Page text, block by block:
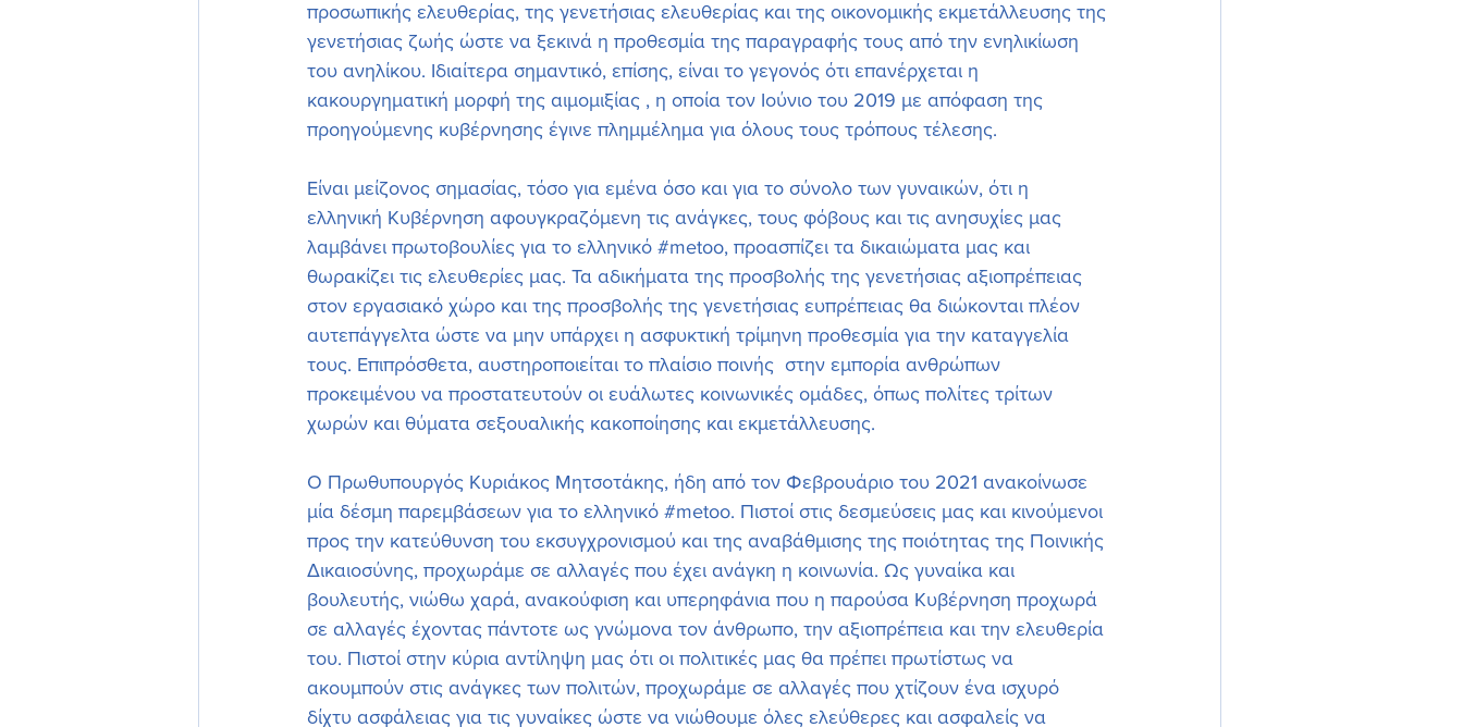
προσωπικής ελευθερίας, της γενετήσιας ελευθερίας και της οικονομικής εκμετάλλευσης της
γενετήσιας ζωής ώστε να ξεκινά η προθεσμία της παραγραφής τους από την ενηλικίωση
του ανηλίκου. Ιδιαίτερα σημαντικό, επίσης, είναι το γεγονός ότι επανέρχεται η
κακουργηματική μορφή της αιμομιξίας , η οποία τον Ιούνιο του 2019 με απόφαση της
προηγούμενης κυβέρνησης έγινε πλημμέλημα για όλους τους τρόπους τέλεσης.
Είναι μείζονος σημασίας, τόσο για εμένα όσο και για το σύνολο των γυναικών, ότι η
ελληνική Κυβέρνηση αφουγκραζόμενη τις ανάγκες, τους φόβους και τις ανησυχίες μας
λαμβάνει πρωτοβουλίες για το ελληνικό #metoo, προασπίζει τα δικαιώματα μας και
θωρακίζει τις ελευθερίες μας. Τα αδικήματα της προσβολής της γενετήσιας αξιοπρέπειας
στον εργασιακό χώρο και της προσβολής της γενετήσιας ευπρέπειας θα διώκονται πλέον
αυτεπάγγελτα ώστε να μην υπάρχει η ασφυκτική τρίμηνη προθεσμία για την καταγγελία
τους. Επιπρόσθετα, αυστηροποιείται το πλαίσιο ποινής  στην εμπορία ανθρώπων
προκειμένου να προστατευτούν οι ευάλωτες κοινωνικές ομάδες, όπως πολίτες τρίτων
χωρών και θύματα σεξουαλικής κακοποίησης και εκμετάλλευσης.
Ο Πρωθυπουργός Κυριάκος Μητσοτάκης, ήδη από τον Φεβρουάριο του 2021 ανακοίνωσε
μία δέσμη παρεμβάσεων για το ελληνικό #metoo. Πιστοί στις δεσμεύσεις μας και κινούμενοι
προς την κατεύθυνση του εκσυγχρονισμού και της αναβάθμισης της ποιότητας της Ποινικής
Δικαιοσύνης, προχωράμε σε αλλαγές που έχει ανάγκη η κοινωνία. Ως γυναίκα και
βουλευτής, νιώθω χαρά, ανακούφιση και υπερηφάνια που η παρούσα Κυβέρνηση προχωρά
σε αλλαγές έχοντας πάντοτε ως γνώμονα τον άνθρωπο, την αξιοπρέπεια και την ελευθερία
του. Πιστοί στην κύρια αντίληψη μας ότι οι πολιτικές μας θα πρέπει πρωτίστως να
ακουμπούν στις ανάγκες των πολιτών, προχωράμε σε αλλαγές που χτίζουν ένα ισχυρό
δίχτυ ασφάλειας για τις γυναίκες ώστε να νιώθουμε όλες ελεύθερες και ασφαλείς να